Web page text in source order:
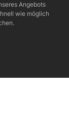
Angebots
wie möglich